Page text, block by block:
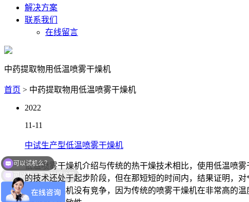
解决方案
联系我们
在线留言
中药提取物用低温喷雾干燥机
首页 > 中药提取物用低温喷雾干燥机
2022
11-11
中试生产型低温喷雾干燥机
低温喷雾干燥机介绍与传统的热干燥技术相比，使用低温喷
的技术还处于起步阶段，但在那短短的时间内，结果证明，
的喷雾干燥机没有竞争，因为传统的喷雾干燥机在非常高的
可以发一下资料报价吗